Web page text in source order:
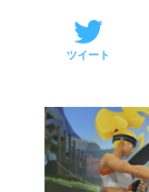
ツイート